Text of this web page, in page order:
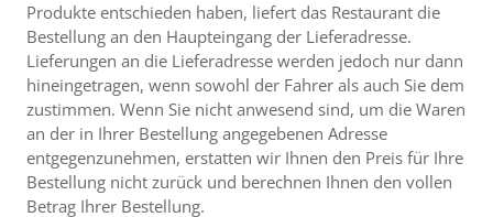
Produkte entschieden haben, liefert das Restaurant die
Bestellung an den Haupteingang der Lieferadresse.
Lieferungen an die Lieferadresse werden jedoch nur dann
hineingetragen, wenn sowohl der Fahrer als auch Sie dem
zustimmen. Wenn Sie nicht anwesend sind, um die Waren
an der in Ihrer Bestellung angegebenen Adresse
entgegenzunehmen, erstatten wir Ihnen den Preis für Ihre
Bestellung nicht zurück und berechnen Ihnen den vollen
Betrag Ihrer Bestellung.